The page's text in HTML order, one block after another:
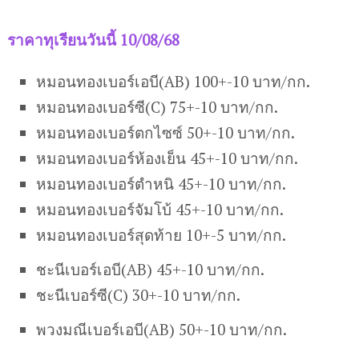
ราคาทุเรียนวันนี้ 10/08/68
หมอนทองเบอร์เอบี(AB) 100+-10 บาท/กก.
หมอนทองเบอร์ซี(C) 75+-10 บาท/กก.
หมอนทองเบอร์ตกไซซ์ 50+-10 บาท/กก.
หมอนทองเบอร์ห้องเย็น 45+-10 บาท/กก.
หมอนทองเบอร์ตำหนิ 45+-10 บาท/กก.
หมอนทองเบอร์จัมโบ้ 45+-10 บาท/กก.
หมอนทองเบอร์สุดท้าย 10+-5 บาท/กก.
ชะนีเบอร์เอบี(AB) 45+-10 บาท/กก.
ชะนีเบอร์ซี(C) 30+-10 บาท/กก.
พวงมณีเบอร์เอบี(AB) 50+-10 บาท/กก.